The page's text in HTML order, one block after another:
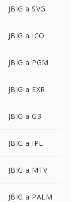
JBIG a SVG
JBIG a ICO
JBIG a PGM
JBIG a EXR
JBIG a G3
JBIG a IPL
JBIG a MTV
JBIG a PALM